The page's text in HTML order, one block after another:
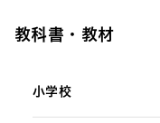
教科書・教材
小学校